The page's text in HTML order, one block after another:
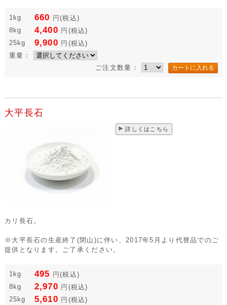
1kg 660 円 (税込)
8kg
4,400 円 (税込)
25kg
9,900 円 (税込)
重量：
ご注文数量：
大平長石
詳しくはこちら
カリ長石。
※大平長石の生産終了(閉山)に伴い、2017年5月より代替品でのご
提供となります。ご了承ください。
1kg 495 円 (税込)
8kg
2,970 円 (税込)
25kg
5,610 円 (税込)